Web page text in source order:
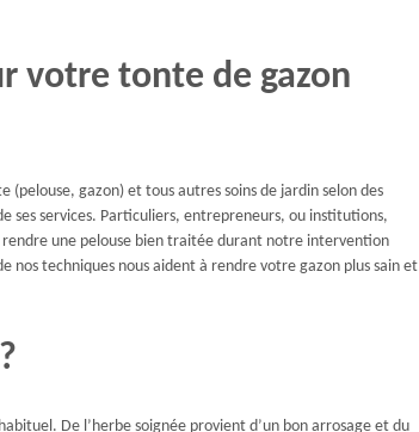
votre tonte de gazon
(pelouse, gazon) et tous autres soins de jardin selon des
ses services. Particuliers, entrepreneurs, ou institutions,
rendre une pelouse bien traitée durant notre intervention
techniques nous aident à rendre votre gazon plus sain et
De l’herbe soignée provient d’un bon arrosage et du